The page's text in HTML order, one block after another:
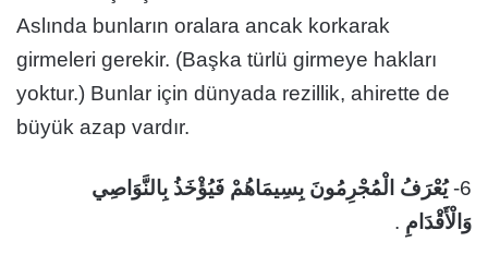
Aslında bunların oralara ancak korkarak
girmeleri gerekir. (Başka türlü girmeye hakları
yoktur.) Bunlar için dünyada rezillik, ahirette de
büyük azap vardır.
6- يُعْرَفُ الْمُجْرِمُونَ بِسِيمَاهُمْ فَيُؤْخَذُ بِالنَّوَاصِي
وَالْأَقْدَامِ .